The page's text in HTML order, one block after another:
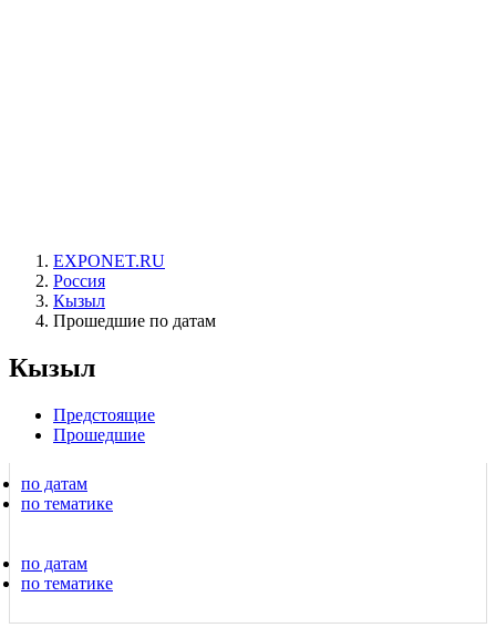
EXPONET.RU
Россия
Кызыл
Прошедшие по датам
Кызыл
Предстоящие
Прошедшие
по датам
по тематике
по датам
по тематике